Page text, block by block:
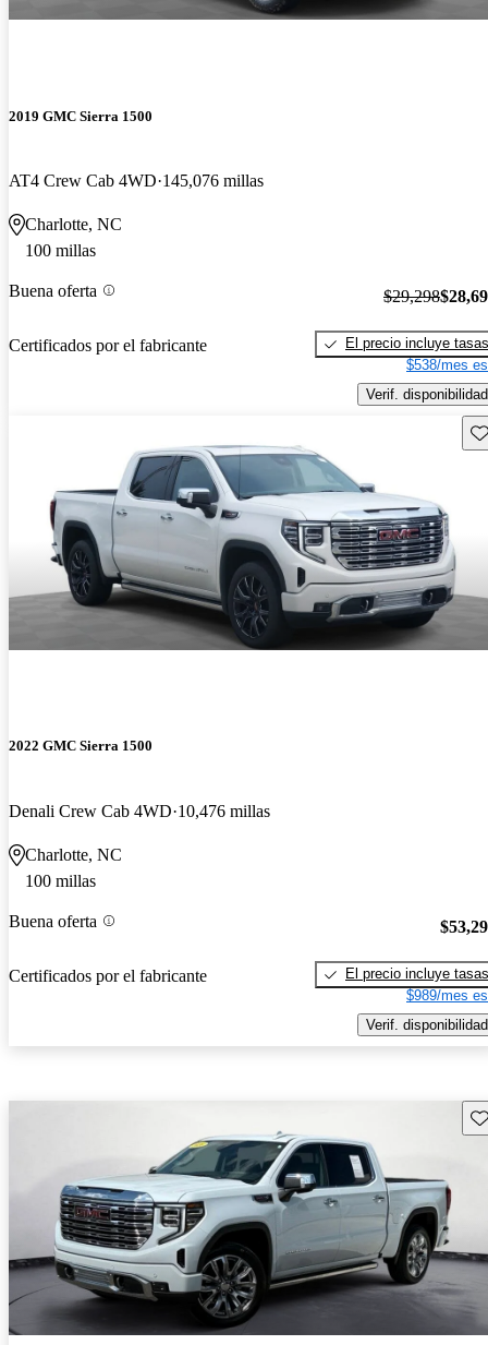
2019 GMC Sierra 1500
AT4 Crew Cab 4WD 145,076 millas
Charlotte, NC
100 millas
Buena oferta
Certificados por el fabricante
$29,298
El precio incluye tasas
$538/mes
Verif. disponibilidad
2022 GMC Sierra 1500
Denali Crew Cab 4WD 10,476 millas
Charlotte, NC
100 millas
Buena oferta
Certificados por el fabricante
El precio incluye tasas
$989/mes
Verif. disponibilidad